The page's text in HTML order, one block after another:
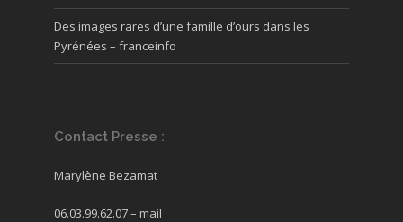
Des images rares d’une famille d’ours dans les
Pyrénées – franceinfo
Contact Presse :
Marylène Bezamat
06.03.99.62.07 – mail